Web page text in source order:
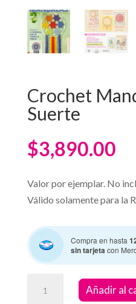
Crochet
Suerte
$3,890.00
Valor por ejemplar. No
Válido solamente para la
Compra en hasta
sin tarjetacon
Mandalas
Añadir al